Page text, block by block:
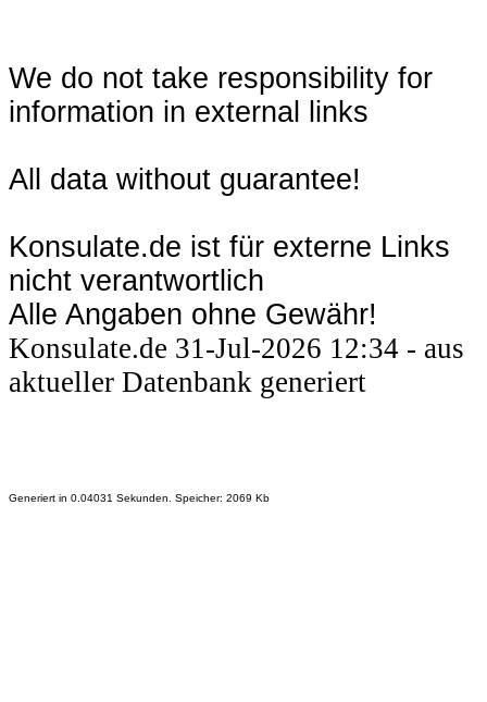
We do not take responsibility for
information in external links
All data without guarantee!
Konsulate.de ist für externe Links
nicht verantwortlich
Alle Angaben ohne Gewähr!
Konsulate.de 31-Jul-2026 12:34 - aus
aktueller Datenbank generiert
Generiert in 0.04031 Sekunden. Speicher: 2069 Kb